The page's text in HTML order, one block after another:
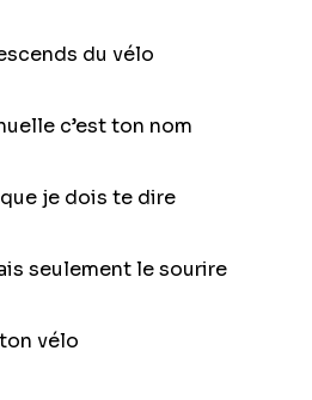
du vélo
c’est ton nom
je dois te dire
seulement le sourire
vélo